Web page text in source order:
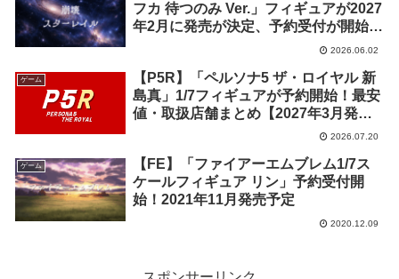
フカ 待つのみ Ver.」フィギュアが2027
年2月に発売が決定、予約受付が開始。
最安値・取扱ショップ情報まとめ2026.06.02
ゲーム
【P5R】「ペルソナ5 ザ・ロイヤル 新
島真」1/7フィギュアが予約開始！最安
値・取扱店舗まとめ【2027年3月発
2026.07.20
ゲーム
【FE】「ファイアーエムブレム1/7ス
ケールフィギュア リン」予約受付開
始！2021年11月発売予定
2020.12.09